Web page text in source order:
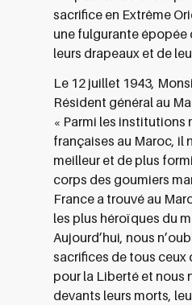
sacrifice en Extrême
une fulgurante épopée
leurs drapeaux et de
Le 12 juillet 1943,
Résident général au
« Parmi les institutions
françaises au Maroc, il
meilleur et de plus
corps des goumiers
France a trouvé au
les plus héroïques du
Aujourd’hui, nous
sacrifices de tous
pour la Liberté et nous
devants leurs morts,